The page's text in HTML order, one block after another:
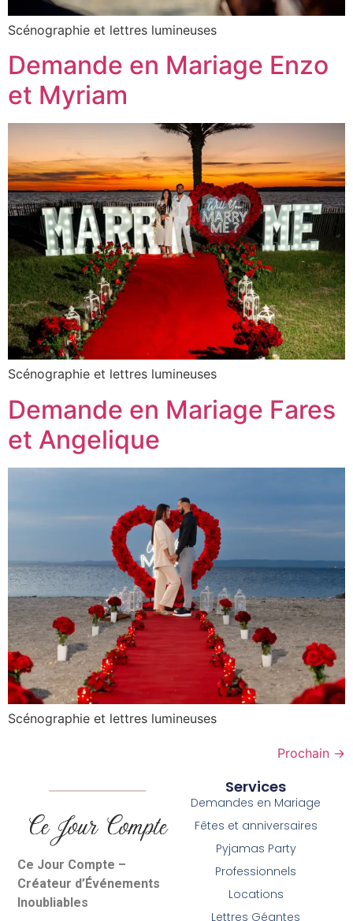
Scénographie et lettres lumineuses
Demande en Mariage Enzo
et Myriam
Scénographie et lettres lumineuses
Demande en Mariage Fares
et Angelique
Scénographie et lettres lumineuses
Prochain →
Ce Jour Compte –
Créateur d’Événements
Inoubliables
Services
Demandes en Mariage
Fêtes et anniversaires
Pyjamas Party
Professionnels
Locations
Lettres Géantes